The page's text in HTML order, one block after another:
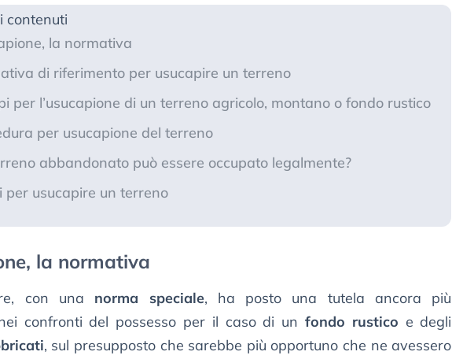
contenuti
la normativa
di riferimento per usucapire un terreno
per l’usucapione di un terreno agricolo, montano o fondo rustico
per usucapione del terreno
abbandonato può essere occupato legalmente?
per usucapire un terreno
la normativa
con una norma speciale, ha posto una tutela ancora più
confronti del possesso per il caso di un fondo rustico e degli
, sul presupposto che sarebbe più opportuno che ne avessero